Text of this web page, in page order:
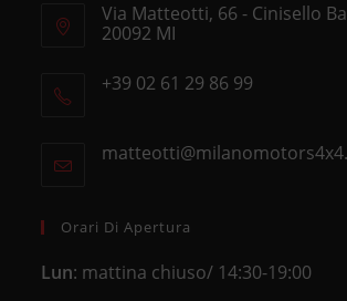
Via Matteotti, 66 - Cinisello
20092 MI
in
+39 02 61 29 86 99
your
Orari Di Apertura
Lun: mattina chiuso/ 14:30-19:00